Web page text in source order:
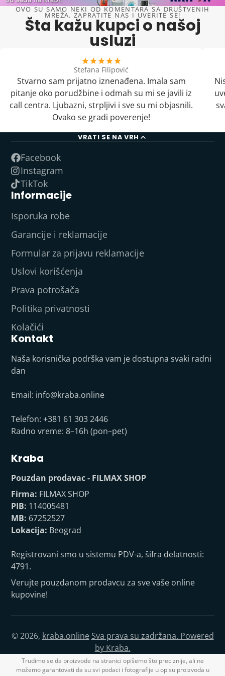
OVO SU SAMO NEKI OD KOMENTARA SA DRUŠTVENIH
MREŽA. ZAPRATITE NAS I UVERITE SE!
Šta kažu kupci o našoj
usluzi
Stefana Filipović
Stvarno sam prijatno iznenađena. Imala sam
pitanje oko porudžbine i odmah su mi se javili iz
call centra. Ljubazni, strpljivi i sve su mi objasnili.
Ovako se gradi poverenje!
VRATI SE NA VRH
Facebook
Instagram
TikTok
Informacije
Isporuka robe
Garancije i reklamacije
Formular za prijavu reklamacije
Uslovi korišćenja
Prava potrošača
Politika privatnosti
Kolačići
Kontakt
Naša korisnička podrška vam je dostupna svaki radni
dan
Email: info@kraba.online
Telefon: +381 61 303 2446
Radno vreme: 8–16h (pon–pet)
Kraba
Pouzdan prodavac - FILMAX SHOP
Firma: FILMAX SHOP
PIB: 114005481
MB: 67252527
Lokacija: Beograd
Registrovani smo u sistemu PDV-a, šifra delatnosti:
4791.
Verujte pouzdanom prodavcu za sve vaše online
kupovine!
© 2026, kraba.online Sva prava su zadržana. Powered
by Kraba.
Trudimo se da proizvode na stranici opišemo što preciznije, ali ne
možemo garantovati da su svi podaci i fotografije u opisu proizvoda u